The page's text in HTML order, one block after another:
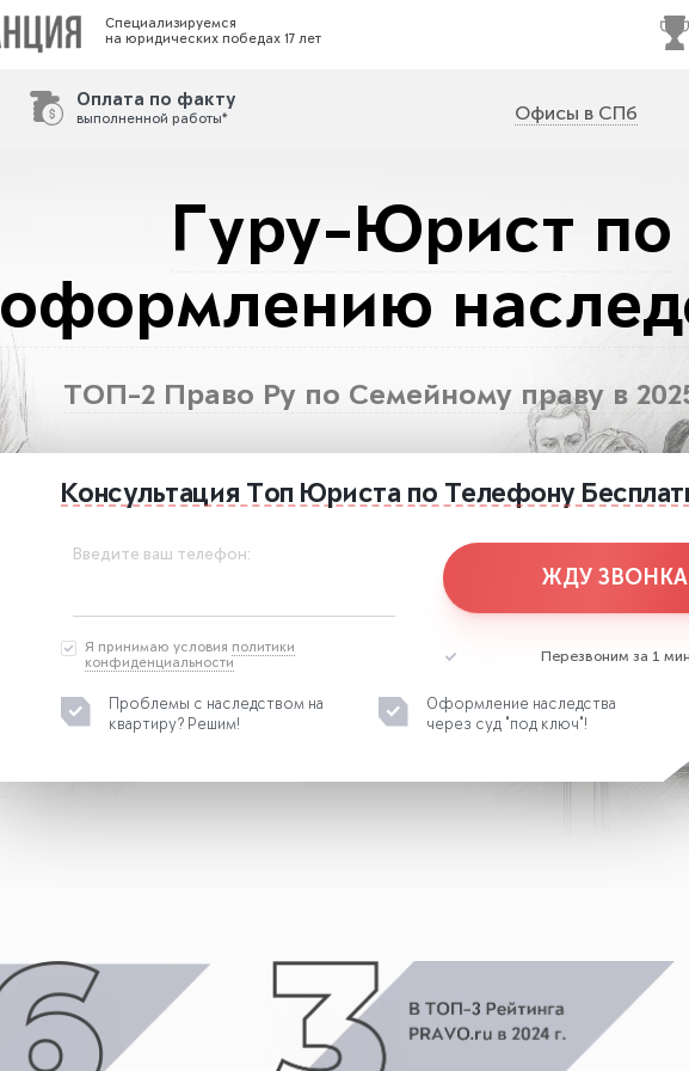
Специализируемся
на юридических победах 17 лет
Оплата по факту
выполненной работы* Офисы в СПб
Гуру-Юрист по
оформлению
ТОП-2 Право Ру по Семейному праву в
Консультация Топ Юриста по Телефону
Введите ваш телефон:
ЖДУ ЗВОНКА
Я принимаю условия политики
конфиденциальности
Перезвоним за 1
Проблемы с наследством на
квартиру? Решим!
Оформление наследства
через суд "под ключ"!